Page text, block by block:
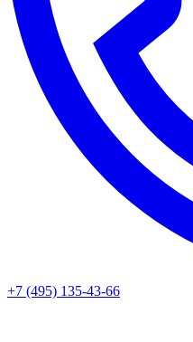
+7 (495) 135-43-66